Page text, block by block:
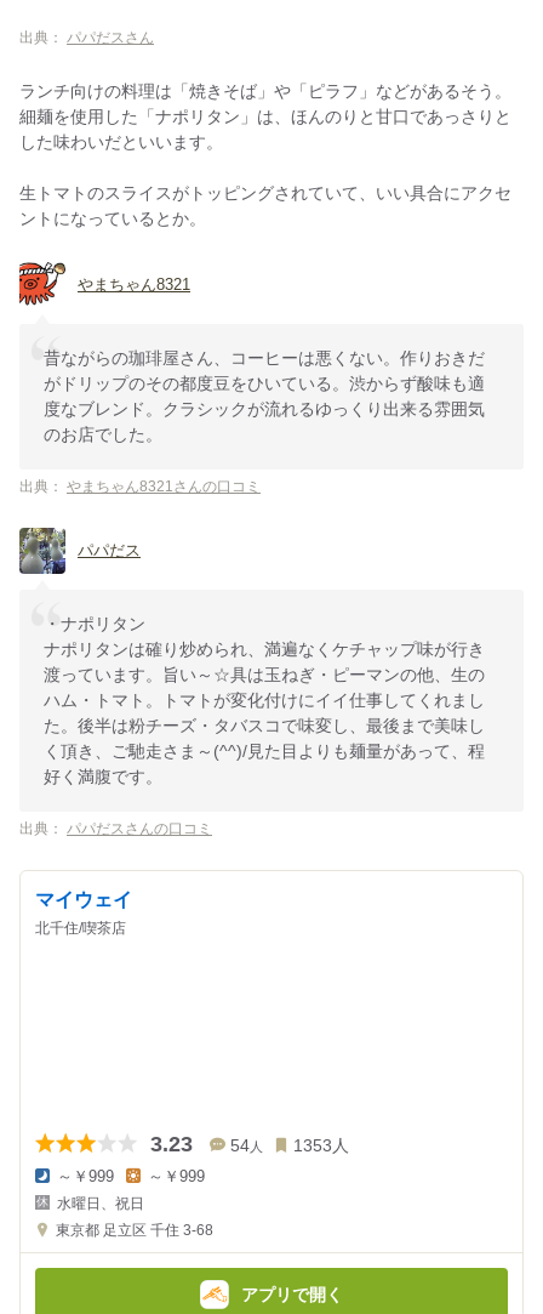
出典： パパだスさん
ランチ向けの料理は「焼きそば」や「ピラフ」などがあるそう。
細麺を使用した「ナポリタン」は、ほんのりと甘口であっさりと
した味わいだといいます。
生トマトのスライスがトッピングされていて、いい具合にアクセ
ントになっているとか。
やまちゃん8321
昔ながらの珈琲屋さん、コーヒーは悪くない。作りおきだ
がドリップのその都度豆をひいている。渋からず酸味も適
度なブレンド。クラシックが流れるゆっくり出来る雰囲気
のお店でした。
出典： やまちゃん8321さんの口コミ
パパだス
・ナポリタン
ナポリタンは確り炒められ、満遍なくケチャップ味が行き
渡っています。旨い～☆具は玉ねぎ・ピーマンの他、生の
ハム・トマト。トマトが変化付けにイイ仕事してくれまし
た。後半は粉チーズ・タバスコで味変し、最後まで美味し
く頂き、ご馳走さま～(^^)/見た目よりも麺量があって、程
好く満腹です。
出典： パパだスさんの口コミ
マイウェイ
北千住/喫茶店
3.23 54人 1353人
夜
の
金
～￥999
昼
の
金
～￥999
水曜日、祝日
東京都 足立区 千住 3-68
アプリで開く